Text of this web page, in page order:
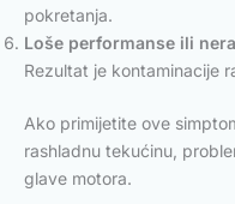
pokretanja.
Loše performanse ili
Rezultat je kontaminacije
Ako primijetite ove
rashladnu tekućinu,
glave motora.